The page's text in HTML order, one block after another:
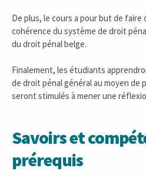
De plus, le cours a pour but de faire
cohérence du système de droit
du droit pénal belge.
Finalement, les étudiants
de droit pénal général au moyen de
seront stimulés à mener une
Savoirs et
prérequis